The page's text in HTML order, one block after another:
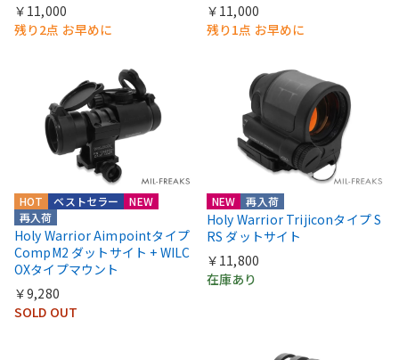
￥11,000
残り2点 お早めに
￥11,000
残り1点 お早めに
HOT
NEW
再入荷
ベストセラー
Holy Warrior Aimpointタイプ
CompM2 ダットサイト + WILC
OXタイプマウント
￥9,280
SOLD OUT
NEW 再入荷
Holy Warrior Trijiconタイプ S
RS ダットサイト
￥11,800
在庫あり